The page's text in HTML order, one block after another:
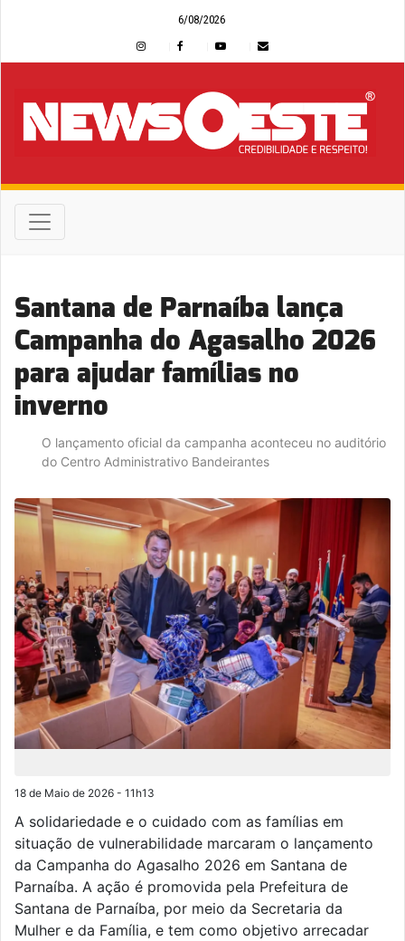
6/08/2026
Santana de Parnaíba lança
Campanha do Agasalho 2026
para ajudar famílias no
inverno
O lançamento oficial da campanha aconteceu no auditório
do Centro Administrativo Bandeirantes
18 de Maio de 2026 - 11h13
A solidariedade e o cuidado com as famílias em
situação de vulnerabilidade marcaram o lançamento
da Campanha do Agasalho 2026 em Santana de
Parnaíba. A ação é promovida pela Prefeitura de
Santana de Parnaíba, por meio da Secretaria da
Mulher e da Família, e tem como objetivo arrecadar